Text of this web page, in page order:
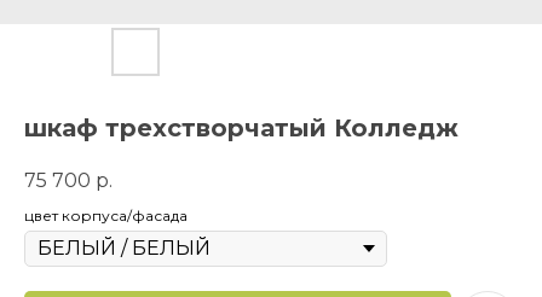
шкаф трехстворчатый Колледж
75 700 р.
цвет корпуса/фасада